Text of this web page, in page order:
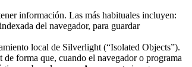
información. Las más habituales incluyen:
del navegador, para guardar
local de Silverlight (“Isolated Objects”).
forma que, cuando el navegador o programa